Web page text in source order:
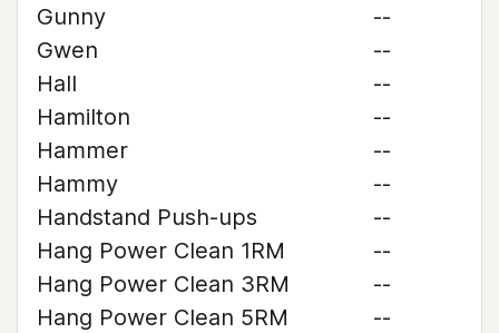
Gunny
--
Gwen
--
Hall
--
Hamilton
--
Hammer
--
Hammy
--
Handstand Push-ups
--
Hang Power Clean 1RM
--
Hang Power Clean 3RM
--
Hang Power Clean 5RM
--